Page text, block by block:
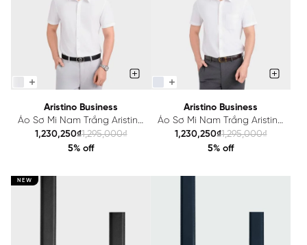
Aristino Business
Áo Sơ Mi Nam Trắng Aristino
Business 1SSR18S
1,230,250₫1,295,000₫
5% off
Aristino Business
Áo Sơ Mi Nam Trắng Aristino
Business 1SSR22S
1,230,250₫1,295,000₫
5% off
NEW